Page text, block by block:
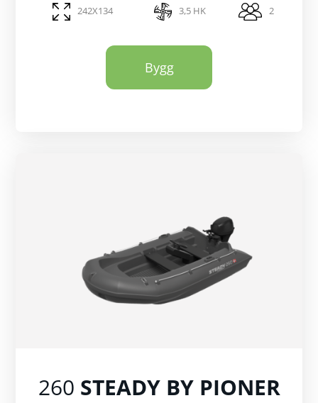
242X134 3,5 HK 2
Bygg
260 STEADY BY PIONER